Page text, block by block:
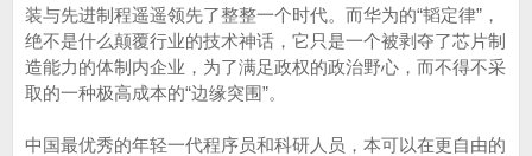
装与先进制程遥遥领先了整整一个时代。而华为的“韬定律”，
绝不是什么颠覆行业的技术神话，它只是一个被剥夺了芯片制
造能力的体制内企业，为了满足政权的政治野心，而不得不采
取的一种极高成本的“边缘突围”。
中国最优秀的年轻一代程序员和科研人员，本可以在更自由的